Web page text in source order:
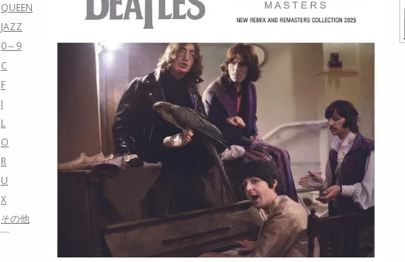
QUEEN
JAZZ
0～9
C
F
I
L
O
R
U
X
その他